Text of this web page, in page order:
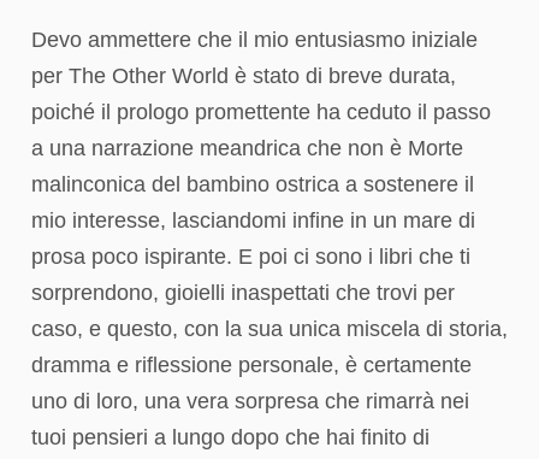
Devo ammettere che il mio entusiasmo iniziale
per The Other World è stato di breve durata,
poiché il prologo promettente ha ceduto il passo
a una narrazione meandrica che non è Morte
malinconica del bambino ostrica a sostenere il
mio interesse, lasciandomi infine in un mare di
prosa poco ispirante. E poi ci sono i libri che ti
sorprendono, gioielli inaspettati che trovi per
caso, e questo, con la sua unica miscela di storia,
dramma e riflessione personale, è certamente
uno di loro, una vera sorpresa che rimarrà nei
tuoi pensieri a lungo dopo che hai finito di